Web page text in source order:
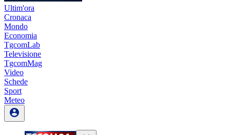
Ultim'ora
Cronaca
Mondo
Economia
TgcomLab
Televisione
TgcomMag
Video
Schede
Sport
Meteo